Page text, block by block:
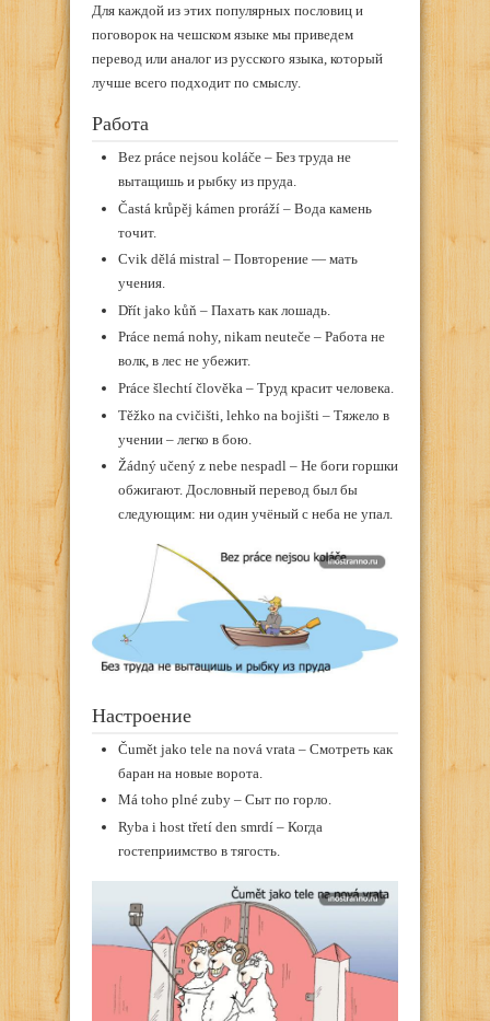
Для каждой из этих популярных пословиц и
поговорок на чешском языке мы приведем
перевод или аналог из русского языка, который
лучше всего подходит по смыслу.
Работа
Bez práce nejsou koláče – Без труда не
вытащишь и рыбку из пруда.
Častá krůpěj kámen proráží – Вода камень
точит.
Cvik dělá mistral – Повторение — мать
учения.
Dřít jako kůň – Пахать как лошадь.
Práce nemá nohy, nikam neuteče – Работа не
волк, в лес не убежит.
Práce šlechtí člověka – Труд красит человека.
Těžko na cvičišti, lehko na bojišti – Тяжело в
учении – легко в бою.
Žádný učený z nebe nespadl – Не боги горшки
обжигают. Дословный перевод был бы
следующим: ни один учёный с неба не упал.
Настроение
Čumět jako tele na nová vrata – Смотреть как
баран на новые ворота.
Má toho plné zuby – Сыт по горло.
Ryba i host třetí den smrdí – Когда
гостеприимство в тягость.